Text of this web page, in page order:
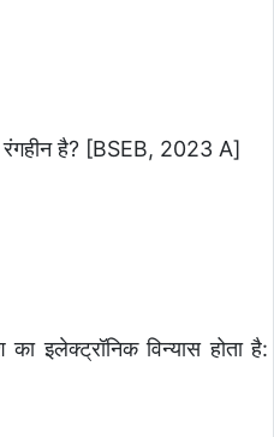
है? [BSEB, 2023 A]
इलेक्ट्रॉनिक विन्यास होता है: